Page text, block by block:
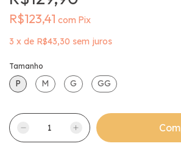
R$123,41 com Pix
3 x de R$43,30 sem juros
Tamanho
P M G GG